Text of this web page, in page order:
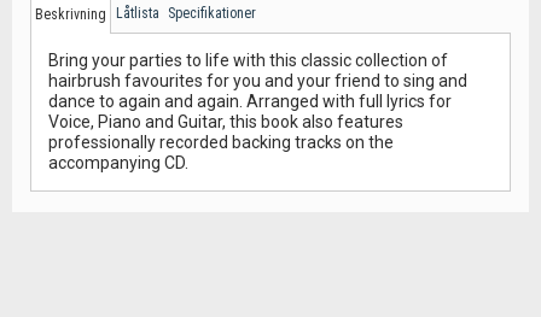
Beskrivning Låtlista Specifikationer
Bring your parties to life with this classic collection of
hairbrush favourites for you and your friend to sing and
dance to again and again. Arranged with full lyrics for
Voice, Piano and Guitar, this book also features
professionally recorded backing tracks on the
accompanying CD.